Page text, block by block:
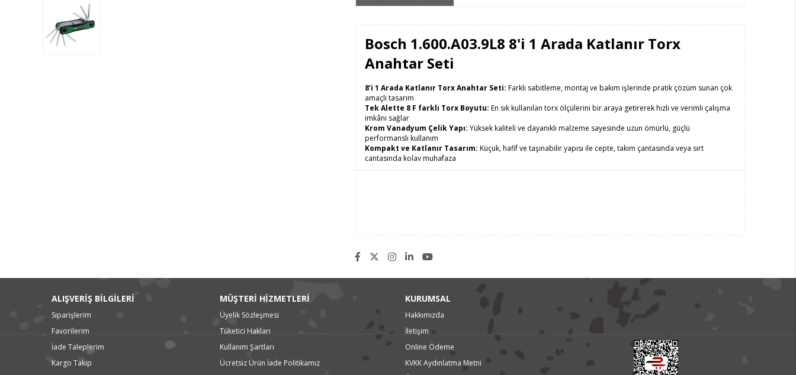
Bosch 1.600.A03.9L8 8'i 1 Arada Katlanır Torx
Anahtar Seti
8’i 1 Arada Katlanır Torx Anahtar Seti: Farklı sabitleme, montaj ve bakım işlerinde pratik çözüm sunan çok
amaçlı tasarım
Tek Alette 8 F farklı Torx Boyutu: En sık kullanılan torx ölçülerini bir araya getirerek hızlı ve verimli çalışma
imkânı sağlar
Krom Vanadyum Çelik Yapı: Yüksek kaliteli ve dayanıklı malzeme sayesinde uzun ömürlü, güçlü
performanslı kullanım
Kompakt ve Katlanır Tasarım: Küçük, hafif ve taşınabilir yapısı ile cepte, takım çantasında veya sırt
çantasında kolay muhafaza
Profil
ALIŞVERİŞ BİLGİLERİ
Siparişlerim
Favorilerim
İade Taleplerim
Kargo Takip
MÜŞTERİ HİZMETLERİ
Üyelik Sözleşmesi
Tüketici Hakları
Kullanım Şartları
Ücretsiz Ürün İade Politikamız
KURUMSAL
Hakkımızda
İletişim
Online Ödeme
KVKK Aydınlatma Metni